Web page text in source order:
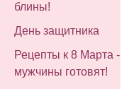
блины!
День защитника
Рецепты к 8 Марта -
мужчины готовят!